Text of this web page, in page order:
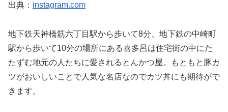
出典： instagram.com
地下鉄天神橋筋六丁目駅から歩いて8分、地下鉄の中崎町
駅から歩いて10分の場所にある喜多呂は住宅街の中にた
たずむ地元の人たちに愛されるとんかつ屋。もともと豚カ
ツがおいしいことで人気な名店なのでカツ丼にも期待がで
きます。